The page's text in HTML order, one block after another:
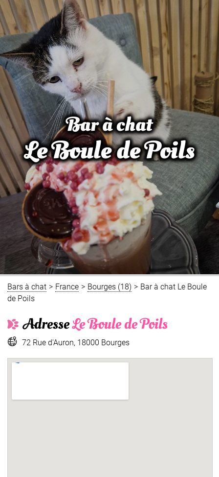
Bar à chat
Le Boule de Poils
Bars à chat > France > Bourges (18) > Bar à chat Le Boule
de Poils
AdresseLe Boule de Poils
72 Rue d'Auron, 18000 Bourges